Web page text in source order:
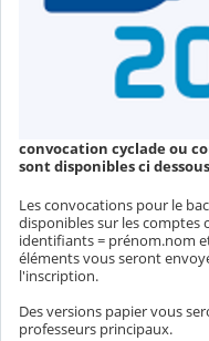
convocation cyclade ou
sont disponibles ci
Les convocations pour le
disponibles sur les comptes
identifiants = prénom.nom
éléments vous seront
l'inscription.
Des versions papier vous
professeurs principaux.